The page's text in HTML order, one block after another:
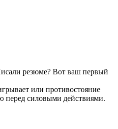
резюме? Вот ваш первый
или противостояние
перед силовыми действиями.